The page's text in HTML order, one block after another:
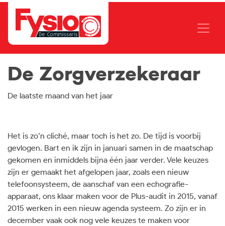
De Zorgverzekeraar
De laatste maand van het jaar
Het is zo’n cliché, maar toch is het zo. De tijd is voorbij
gevlogen. Bart en ik zijn in januari samen in de maatschap
gekomen en inmiddels bijna één jaar verder. Vele keuzes
zijn er gemaakt het afgelopen jaar, zoals een nieuw
telefoonsysteem, de aanschaf van een echografie-
apparaat, ons klaar maken voor de Plus-audit in 2015, vanaf
2015 werken in een nieuw agenda systeem. Zo zijn er in
december vaak ook nog vele keuzes te maken voor